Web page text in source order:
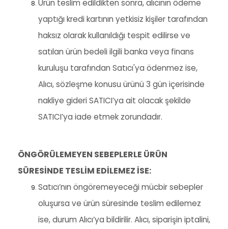
Ürün teslim edildikten sonra, alıcının ödeme
yaptığı kredi kartının yetkisiz kişiler tarafından
haksız olarak kullanıldığı tespit edilirse ve
satılan ürün bedeli ilgili banka veya finans
kuruluşu tarafından Satıcı'ya ödenmez ise,
Alıcı, sözleşme konusu ürünü 3 gün içerisinde
nakliye gideri SATICI’ya ait olacak şekilde
SATICI’ya iade etmek zorundadır.
ÖNGÖRÜLEMEYEN SEBEPLERLE ÜRÜN
SÜRESİNDE TESLİM EDİLEMEZ İSE:
Satıcı’nın öngöremeyeceği mücbir sebepler
oluşursa ve ürün süresinde teslim edilemez
ise, durum Alıcı’ya bildirilir. Alıcı, siparişin iptalini,